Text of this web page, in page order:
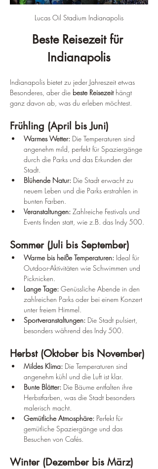
Lucas Oil Stadium Indianapolis
Beste Reisezeit für
Indianapolis
Indianapolis bietet zu jeder Jahreszeit etwas
Besonderes, aber die beste Reisezeit hängt
ganz davon ab, was du erleben möchtest.
Frühling (April bis Juni)
Warmes Wetter: Die Temperaturen sind
angenehm mild, perfekt für Spaziergänge
durch die Parks und das Erkunden der
Stadt.
Blühende Natur: Die Stadt erwacht zu
neuem Leben und die Parks erstrahlen in
bunten Farben.
Veranstaltungen: Zahlreiche Festivals und
Events finden statt, wie z.B. das Indy 500.
Sommer (Juli bis September)
Warme bis heiße Temperaturen: Ideal für
Outdoor-Aktivitäten wie Schwimmen und
Picknicken.
Lange Tage: Genüssliche Abende in den
zahlreichen Parks oder bei einem Konzert
unter freiem Himmel.
Sportveranstaltungen: Die Stadt pulsiert,
besonders während des Indy 500.
Herbst (Oktober bis November)
Mildes Klima: Die Temperaturen sind
angenehm kühl und die Luft ist klar.
Bunte Blätter: Die Bäume entfalten ihre
Herbstfarben, was die Stadt besonders
malerisch macht.
Gemütliche Atmosphäre: Perfekt für
gemütliche Spaziergänge und das
Besuchen von Cafés.
Winter (Dezember bis März)